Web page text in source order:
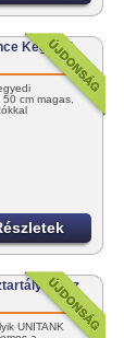
Kegyedi
cm magas,
UNITANK